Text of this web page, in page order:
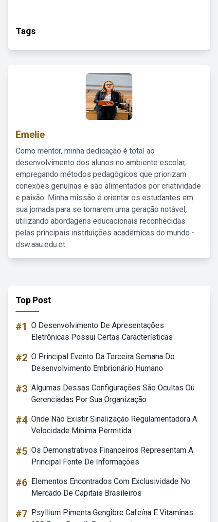
Tags
Emelie
Como mentor, minha dedicação é total ao
desenvolvimento dos alunos no ambiente escolar,
empregando métodos pedagógicos que priorizam
conexões genuínas e são alimentados por criatividade
e paixão. Minha missão é orientar os estudantes em
sua jornada para se tornarem uma geração notável,
utilizando abordagens educacionais reconhecidas
pelas principais instituições acadêmicas do mundo -
dsw.aau.edu.et.
Top Post
#1 O Desenvolvimento De Apresentações
Eletrônicas Possui Certas Características
#2 O Principal Evento Da Terceira Semana Do
Desenvolvimento Embrionário Humano
#3 Algumas Dessas Configurações São Ocultas Ou
Gerenciadas Por Sua Organização
#4 Onde Não Existir Sinalização Regulamentadora A
Velocidade Mínima Permitida
#5 Os Demonstrativos Financeiros Representam A
Principal Fonte De Informações
#6 Elementos Encontrados Com Exclusividade No
Mercado De Capitais Brasileiros
#7 Psyllium Pimenta Gengibre Cafeína E Vitaminas